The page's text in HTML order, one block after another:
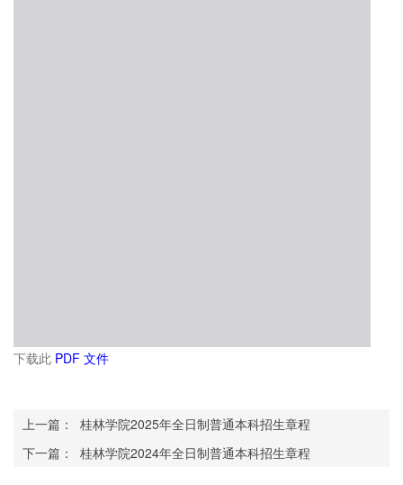
下载此 PDF 文件
上一篇：
桂林学院2025年全日制普通本科招生章程
下一篇：
桂林学院2024年全日制普通本科招生章程